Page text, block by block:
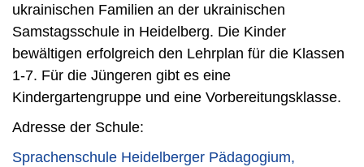
ukrainischen Familien an der ukrainischen
Samstagsschule in Heidelberg. Die Kinder
bewältigen erfolgreich den Lehrplan für die Klassen
1-7. Für die Jüngeren gibt es eine
Kindergartengruppe und eine Vorbereitungsklasse.
Adresse der Schule:
Sprachenschule Heidelberger Pädagogium,